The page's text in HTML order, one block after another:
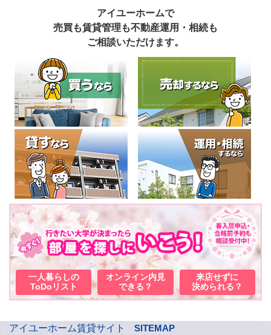
アイユーホームで
売買も賃貸管理も不動産運用・相続も
ご相談いただけます。
一人暮らしの
ToDoリスト
オンライン内見
できる？
来店せずに
決められる？
アイユーホーム賃貸サイト
SITEMAP